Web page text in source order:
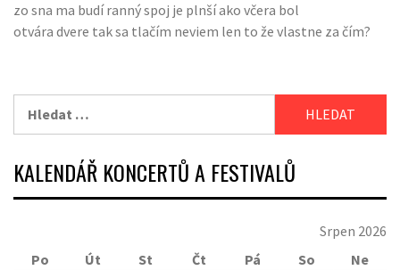
zo sna ma budí ranný spoj je plnší ako včera bol
otvára dvere tak sa tlačím neviem len to že vlastne za čím?
KALENDÁŘ KONCERTŮ A FESTIVALŮ
Srpen 2026
Po
Út St Čt Pá So
Ne